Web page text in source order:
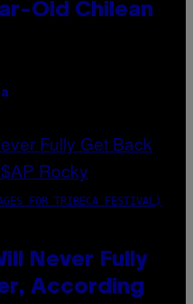
Old Chilean
FOR TRIBECA FESTIVAL)
Never Fully
According